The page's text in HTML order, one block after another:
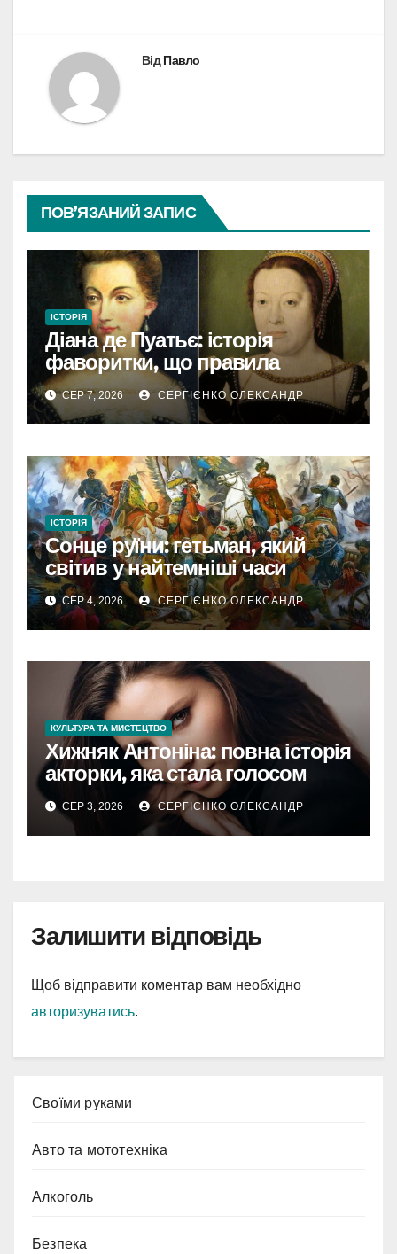
ВідПавло
ПОВ’ЯЗАНИЙ ЗАПИС
ІСТОРІЯ
Діана де Пуатьє: історія
фаворитки, що правила
Францією
СЕР 7, 2026 СЕРГІЄНКО ОЛЕКСАНДР
ІСТОРІЯ
Сонце руїни: гетьман, який
світив у найтемніші часи
України
СЕР 4, 2026 СЕРГІЄНКО ОЛЕКСАНДР
КУЛЬТУРА ТА МИСТЕЦТВО
Хижняк Антоніна: повна історія
акторки, яка стала голосом
покоління
СЕР 3, 2026 СЕРГІЄНКО ОЛЕКСАНДР
Залишити відповідь
Щоб відправити коментар вам необхідно
авторизуватись.
Cвоїми руками
Авто та мототехніка
Алкоголь
Безпека